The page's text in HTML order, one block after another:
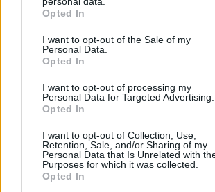
grant or deny consent to Google and its
use your data for below specified purposes
consent section.
Opted In
I want to opt-out of the Sale of my
Personal Data.
Opted In
I want to opt-out of processing my
Personal Data for Targeted Advertising.
Opted In
I want to opt-out of Collection, Use,
Retention, Sale, and/or Sharing of my
Personal Data that Is Unrelated with
Purposes for which it was collected.
Opted In
και το νομοσχέδιο αυτό με τις
προβλέπει το αποδεικνύει πέρα
αμφιβολία.
Την Παρασκευή κατατέθηκε στη
την ολοκλήρωση της δημόσιας
το νομοσχέδιο του Υπουργείου
Οικονομίας και Οικονομικών για
και την καταπολέμηση της
από ψηφιακές πλατφόρμες. Το